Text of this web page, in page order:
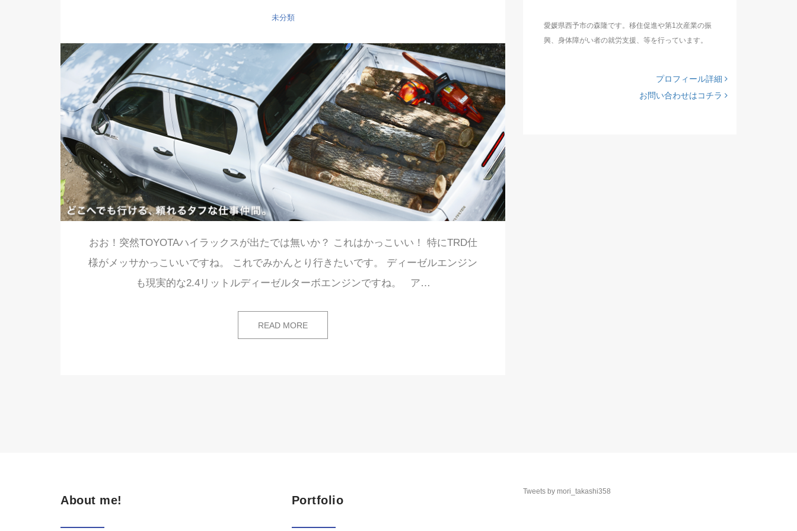
未分類
おお！突然TOYOTAハイラックスが出たでは無いか？ これはかっこいい！ 特にTRD仕
様がメッサかっこいいですね。 これでみかんとり行きたいです。 ディーゼルエンジン
も現実的な2.4リットルディーゼルターボエンジンですね。 ア…
READ MORE
愛媛県西予市の森隆です。移住促進や第1次産業の振
興、身体障がい者の就労支援、等を行っています。
プロフィール詳細
お問い合わせはコチラ
About me! Portfolio
Tweets by mori_takashi358